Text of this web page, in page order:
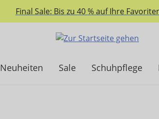
Final Sale: Bis zu 40 % auf Ihre
Neuheiten Sale Schuhpflege